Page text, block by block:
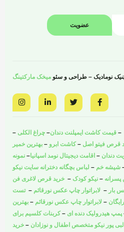
عضویت
نومادیک – طراحی و سئو میخک مارکتینگ
F
a
c
o
o
k
-
w
i
e
r
L
i
n
d
-
n
I
n
s
g
r
a
m
– قیمت کاشت ایمپلنت دندان– چراغ الکلی –
قرص فیتو اصل –کاشت ابرو – بهترین خمیر
دندان – اقامت دیجیتال نومد اسپانیا– نمونه
شیشه خم – لباس بچگانه دخترانه سایت نیکو
– نیکو کودک – خرید قرص لاغری فن
بار – لابراتوار چاپ عکس نورقائم –تست
– لابراتوار چاپ عکس نورقائم – بهترین
پمپ هیدرولیک دنده ای –کربنات کلسیم برای
پور نیکو متخصص اطفال و نوزادان – خرید